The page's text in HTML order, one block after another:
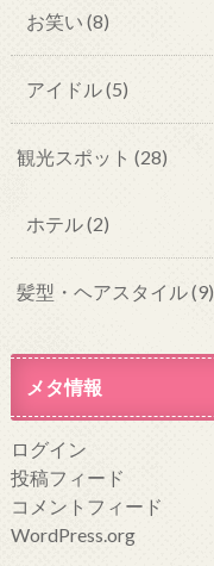
お笑い (8)
アイドル(5)
観光スポット (28)
ホテル(2)
髪型・ヘアスタイル(9)
メタ情報
ログイン
投稿フィード
コメントフィード
WordPress.org